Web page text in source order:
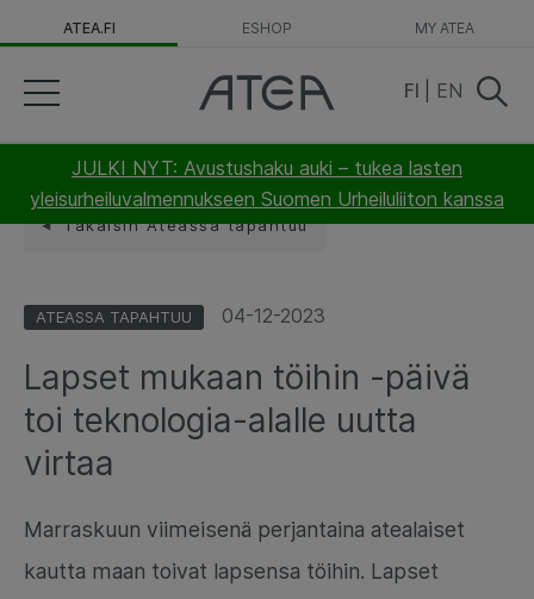
ATEA.FI ESHOP MY ATEA
JULKI NYT: Avustushaku auki – tukea lasten
yleisurheiluvalmennukseen Suomen Urheiluliiton kanssa
FI EN
Takaisin Ateassa tapahtuu
ATEASSA TAPAHTUU 04-12-2023
Lapset mukaan töihin -päivä
toi teknologia-alalle uutta
virtaa
Marraskuun viimeisenä perjantaina atealaiset
kautta maan toivat lapsensa töihin. Lapset